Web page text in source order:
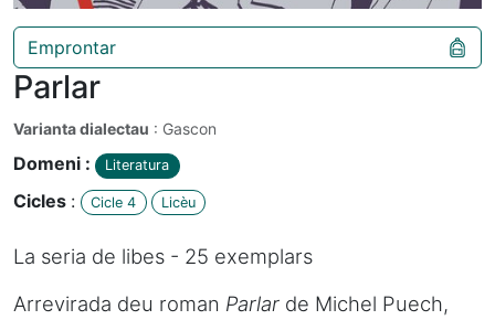
Emprontar
Parlar
Varianta dialectau : Gascon
Domeni : Literatura
Cicles : Cicle 4 Licèu
La seria de libes - 25 exemplars
Arrevirada deu roman Parlar de Michel Puech,